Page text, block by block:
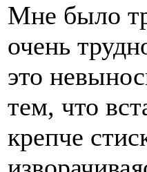
Мне было
очень
это
тем, что
крепче